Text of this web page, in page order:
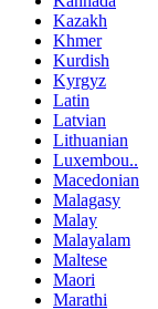
Kazakh
Khmer
Kurdish
Kyrgyz
Latin
Latvian
Lithuanian
Luxembou..
Macedonian
Malagasy
Malay
Malayalam
Maltese
Maori
Marathi